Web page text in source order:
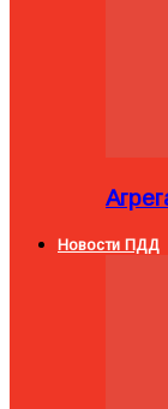
Новости ПДД